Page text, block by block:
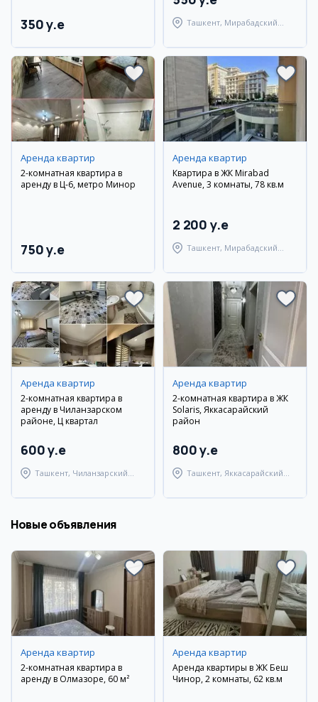
350 y.e
Ташкент, Мирабадский
Аренда квартир
2-комнатная квартира в
аренду в Ц-6, метро Минор
750 y.e
Аренда квартир
Квартира в ЖК Mirabad
Avenue, 3 комнаты, 78 кв.м
2 200 y.e
Ташкент, Мирабадский
Аренда квартир
2-комнатная квартира в
аренду в Чиланзарском
районе, Ц квартал
600 y.e
Ташкент, Чиланзарский
Аренда квартир
2-комнатная квартира в ЖК
Solaris, Яккасарайский
район
800 y.e
Ташкент, Яккасарайский
Новые объявления
Аренда квартир
2-комнатная квартира в
аренду в Олмазоре, 60 м²
Аренда квартир
Аренда квартиры в ЖК Беш
Чинор, 2 комнаты, 62 кв.м